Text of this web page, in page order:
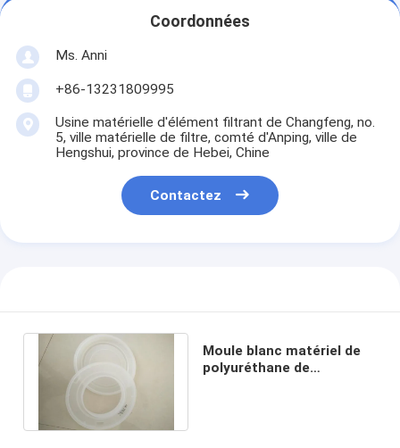
Coordonnées
Ms. Anni
+86-13231809995
Usine matérielle d'élément filtrant de Changfeng, no.
5, ville matérielle de filtre, comté d'Anping, ville de
Hengshui, province de Hebei, Chine
Contactez
Moule blanc matériel de
polyuréthane de